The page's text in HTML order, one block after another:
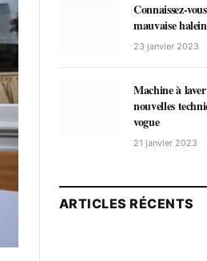
Connaissez-
mauvaise
23 janvier 2023
Machine à
nouvelles
vogue
21 janvier 2023
ARTICLES RÉCENTS